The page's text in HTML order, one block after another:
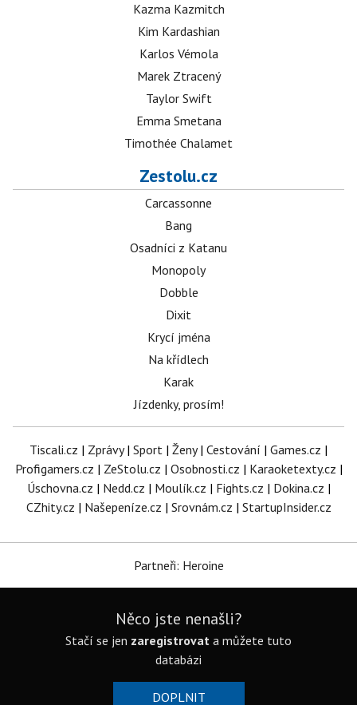
Kazma Kazmitch
Kim Kardashian
Karlos Vémola
Marek Ztracený
Taylor Swift
Emma Smetana
Timothée Chalamet
Zestolu.cz
Carcassonne
Bang
Osadníci z Katanu
Monopoly
Dobble
Dixit
Krycí jména
Na křídlech
Karak
Jízdenky, prosím!
Tiscali.cz | Zprávy| Sport | Ženy| Cestování | Games.cz |
Profigamers.cz | ZeStolu.cz | Osobnosti.cz | Karaoketexty.cz |
Úschovna.cz | Nedd.cz | Moulík.cz | Fights.cz | Dokina.cz |
CZhity.cz | Našepeníze.cz | Srovnám.cz | StartupInsider.cz
Partneři: Heroine
Něco jste nenašli?
Stačí se jen zaregistrovat a můžete tuto
databázi
DOPLNIT